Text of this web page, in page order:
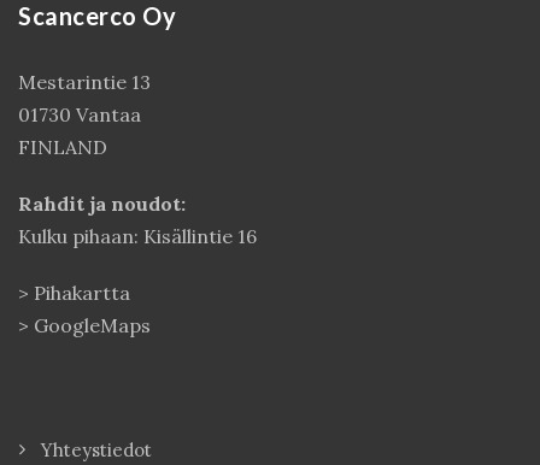
Scancerco Oy
Mestarintie 13
01730 Vantaa
FINLAND
Rahdit ja noudot:
Kulku pihaan: Kisällintie 16
> Pihakartta
> GoogleMaps
Yhteystiedot